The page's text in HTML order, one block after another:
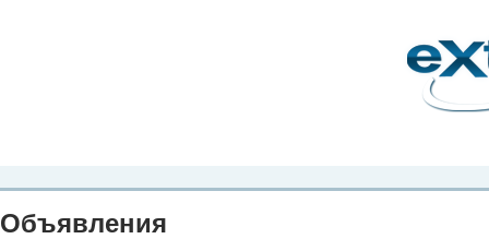
Объявления